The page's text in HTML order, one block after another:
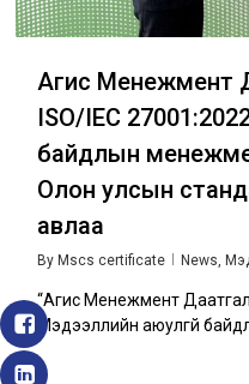
Агис Менежмент
ISO/IEC
байдлын
Олон улсын
авлаа
By Mscs certificate News,
“Агис Менежмент
Мэдээллийн аюулгүй